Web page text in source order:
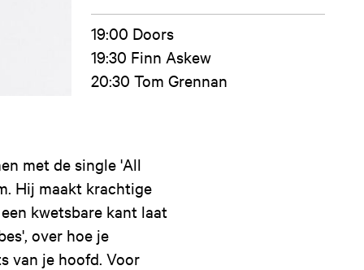
19:00 Doors
19:30 Finn Askew
20:30 Tom Grennan
met de single 'All
Hij maakt krachtige
kwetsbare kant laat
over hoe je
van je hoofd. Voor